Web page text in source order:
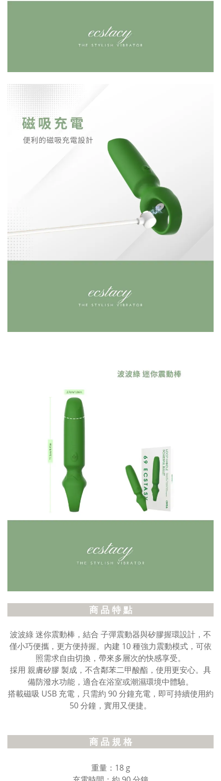
商 品 特 點
波波綠 迷你震動棒，結合 子彈震動器與矽膠握環設計，不
僅小巧便攜，更方便持握。內建 10 種強力震動模式，可依
照需求自由切換，帶來多層次的快感享受。
採用 親膚矽膠 製成，不含鄰苯二甲酸酯，使用更安心。具
備防潑水功能，適合在浴室或潮濕環境中體驗。
搭載磁吸 USB 充電，只需約 90 分鐘充電，即可持續使用約
50 分鐘，實用又便捷。
商 品 規 格
重量：18 g